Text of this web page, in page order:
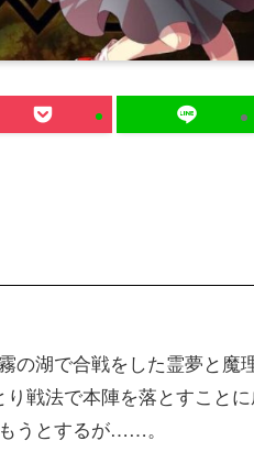
湖で合戦をした霊夢と魔理
戦法で本陣を落とすことに
うとするが……。